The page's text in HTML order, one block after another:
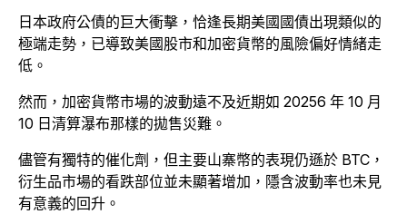
日本政府公債的巨大衝擊，恰逢長期美國國債出現類似的
極端走勢，已導致美國股市和加密貨幣的風險偏好情緒走
低。
然而，加密貨幣市場的波動遠不及近期如 20256 年 10 月
10 日清算瀑布那樣的拋售災難。
儘管有獨特的催化劑，但主要山寨幣的表現仍遜於 BTC，
衍生品市場的看跌部位並未顯著增加，隱含波動率也未見
有意義的回升。